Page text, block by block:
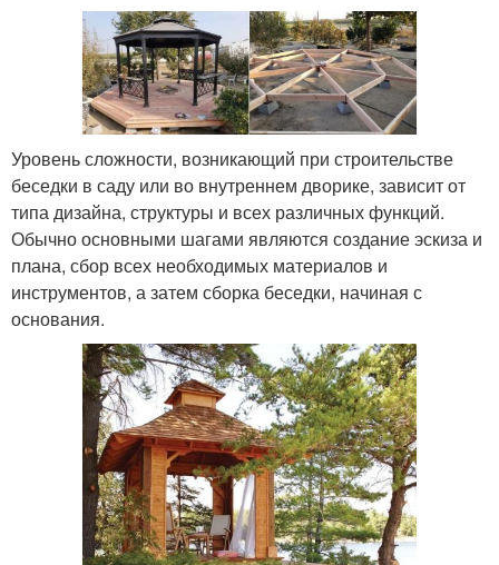
Уровень сложности, возникающий при строительстве
беседки в саду или во внутреннем дворике, зависит от
типа дизайна, структуры и всех различных функций.
Обычно основными шагами являются создание эскиза и
плана, сбор всех необходимых материалов и
инструментов, а затем сборка беседки, начиная с
основания.